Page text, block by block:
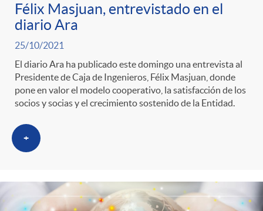
Félix Masjuan, entrevistado en el
diario Ara
25/10/2021
El diario Ara ha publicado este domingo una entrevista al
Presidente de Caja de Ingenieros, Félix Masjuan, donde
pone en valor el modelo cooperativo, la satisfacción de los
socios y socias y el crecimiento sostenido de la Entidad.
+